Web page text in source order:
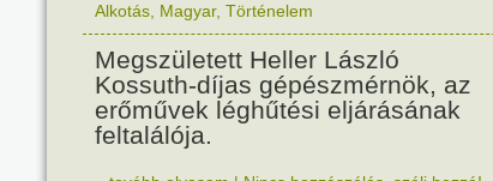
Alkotás Magyar, Történelem
Megszületett Heller László
Kossuth-díjas gépészmérnök, az
erőművek léghűtési eljárásának
feltalálója.